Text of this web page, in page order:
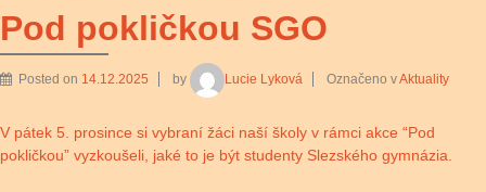
Pod pokličkou SGO
Posted on 14.12.2025 by Lucie Lyková Označeno vAktuality
V pátek 5. prosince si vybraní žáci naší školy v rámci akce “Pod
pokličkou” vyzkoušeli, jaké to je být studenty Slezského gymnázia.